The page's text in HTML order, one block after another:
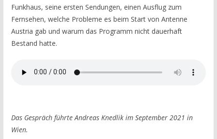
Funkhaus, seine ersten Sendungen, einen Ausflug zum
Fernsehen, welche Probleme es beim Start von Antenne
Austria gab und warum das Programm nicht dauerhaft
Bestand hatte.
Das Gespräch führte Andreas Knedlik im September 2021 in
Wien.